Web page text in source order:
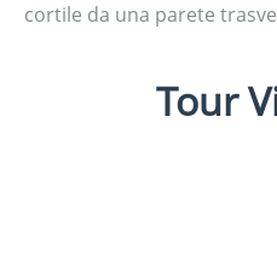
cortile da una parete
Tour